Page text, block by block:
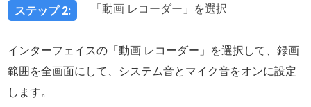
ステップ 2: 「動画 レコーダー」を選択
インターフェイスの「動画 レコーダー」を選択して、録画
範囲を全画面にして、システム音とマイク音をオンに設定
します。